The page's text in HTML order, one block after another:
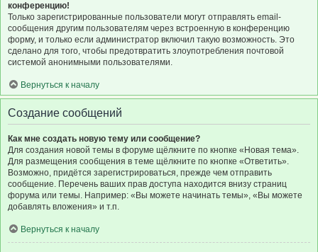
конференцию!
Только зарегистрированные пользователи могут отправлять email-
сообщения другим пользователям через встроенную в конференцию
форму, и только если администратор включил такую возможность. Это
сделано для того, чтобы предотвратить злоупотребления почтовой
системой анонимными пользователями.
Вернуться к началу
Создание сообщений
Как мне создать новую тему или сообщение?
Для создания новой темы в форуме щёлкните по кнопке «Новая тема».
Для размещения сообщения в теме щёлкните по кнопке «Ответить».
Возможно, придётся зарегистрироваться, прежде чем отправить
сообщение. Перечень ваших прав доступа находится внизу страниц
форума или темы. Например: «Вы можете начинать темы», «Вы можете
добавлять вложения» и т.п.
Вернуться к началу